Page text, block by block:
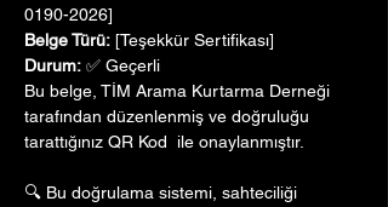
0190-2026]
Belge Türü: [Teşekkür Sertifikası]
Durum: ✅ Geçerli
Bu belge, TİM Arama Kurtarma Derneği
tarafından düzenlenmiş ve doğruluğu
tarattığınız QR Kod  ile onaylanmıştır.
🔍 Bu doğrulama sistemi, sahteciliği